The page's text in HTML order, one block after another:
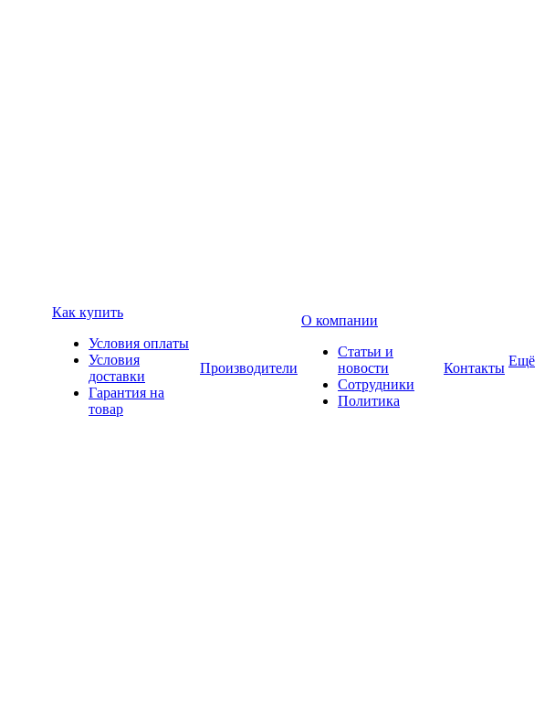
Как купить
Условия оплаты
Условия
доставки
Гарантия на
товар
Производители
О компании
Статьи и
новости
Сотрудники
Политика
Контакты Ещё